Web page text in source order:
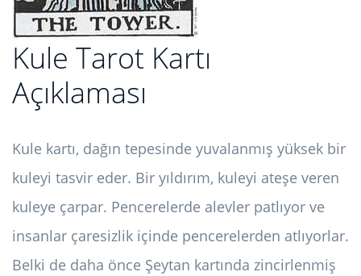
Kule Tarot Kartı
Açıklaması
Kule kartı, dağın tepesinde yuvalanmış yüksek bir
kuleyi tasvir eder. Bir yıldırım, kuleyi ateşe veren
kuleye çarpar. Pencerelerde alevler patlıyor ve
insanlar çaresizlik içinde pencerelerden atlıyorlar.
Belki de daha önce Şeytan kartında zincirlenmiş